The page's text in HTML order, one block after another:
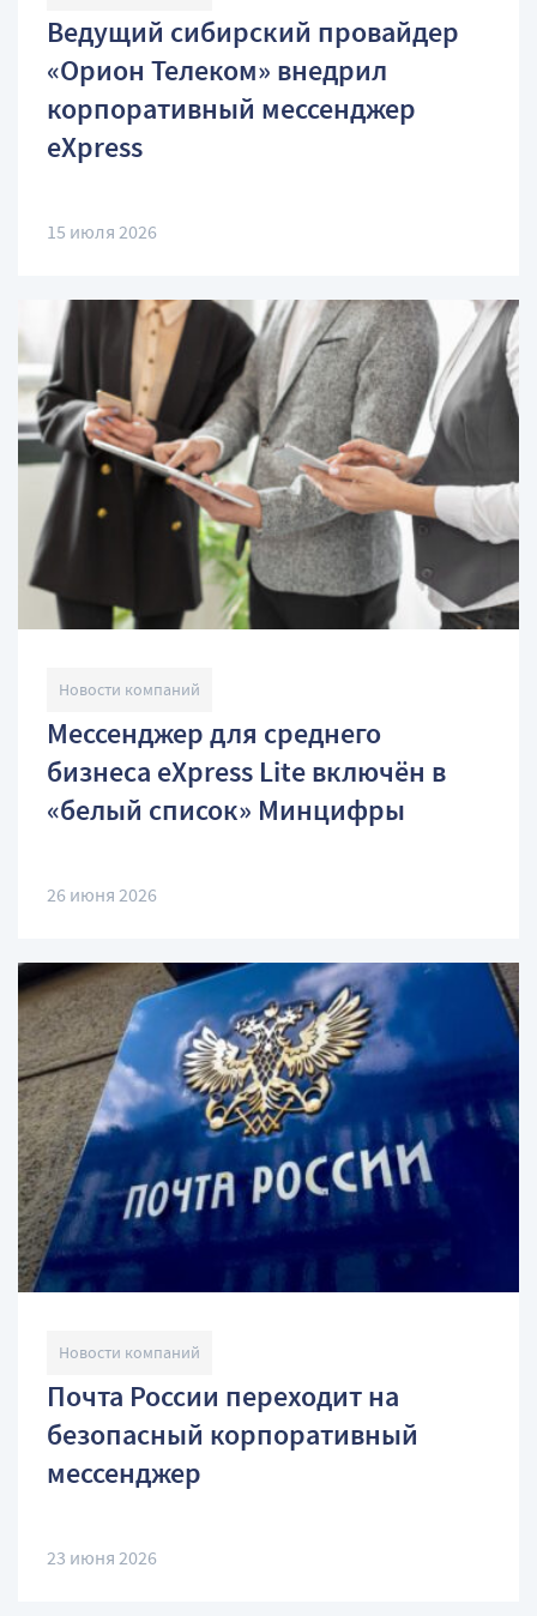
Ведущий сибирский провайдер
«Орион Телеком» внедрил
корпоративный мессенджер
eXpress
15 июля 2026
Новости компаний
Мессенджер для среднего
бизнеса eXpress Lite включён в
«белый список» Минцифры
26 июня 2026
Новости компаний
Почта России переходит на
безопасный корпоративный
мессенджер
23 июня 2026